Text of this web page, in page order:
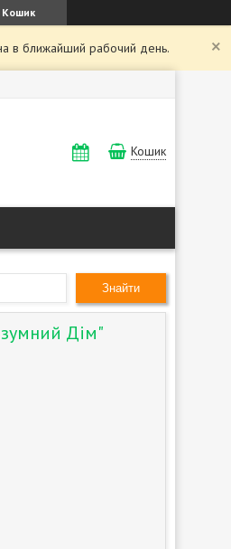
Кошик
в ближайший рабочий день.
Кошик
Знайти
Дім"